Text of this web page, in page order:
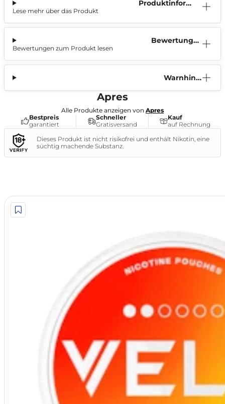
Produktinform
Lese mehr über das Produkt
Bewertunge
Bewertungen zum Produkt lesen
Warnhinw
Apres
Alle Produkte anzeigen von Apres
Bestpreis
garantiert
Schneller
Gratisversand
Kauf
auf Rechnung
Dieses Produkt ist nicht risikofrei und enthält Nikotin, eine
süchtig machende Substanz.